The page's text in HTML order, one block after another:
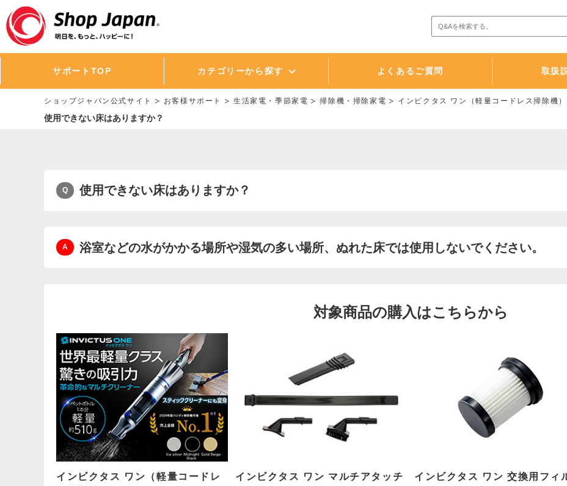
サポートTOP カテゴリーから探す よくあるご質問 取扱
ショップジャパン公式サイト お客様サポート 生活家電・季節家電 掃除機・掃除家電 インビクタス ワン（軽量コードレス掃除機
使用できない床はありますか？
使用できない床はありますか？
浴室などの水がかかる場所や湿気の多い場所、ぬれた床では使用しないでください。
対象商品の購入はこちらから
インビクタス ワン（軽量コードレ
インビクタス ワン マルチアタッチ
インビクタス ワン 交換用フィ